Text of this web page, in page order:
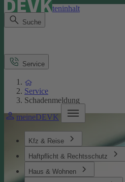
Direkt zum Seiteninhalt
Suche
meineDEVK
Kfz & Reise
Haftpflicht & Rechtsschutz
Haus & Wohnen
Service
Service
Schadenmeldung